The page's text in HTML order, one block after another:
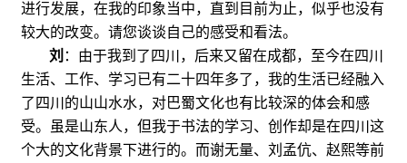
进行发展，在我的印象当中，直到目前为止，似乎也没有
较大的改变。请您谈谈自己的感受和看法。
刘 ：由于我到了四川，后来又留在成都，至今在四川
生活、工作、学习已有二十四年多了，我的生活已经融入
了四川的山山水水，对巴蜀文化也有比较深的体会和感
受。虽是山东人，但我于书法的学习、创作却是在四川这
个大的文化背景下进行的。而谢无量、刘孟伉、赵熙等前